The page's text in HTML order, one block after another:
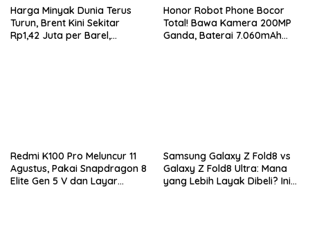
Harga Minyak Dunia Terus
Turun, Brent Kini Sekitar
Rp1,42 Juta per Barel,
Honor Robot Phone Bocor
Total! Bawa Kamera 200MP
Ganda, Baterai 7.060mAh
Redmi K100 Pro Meluncur 11
Agustus, Pakai Snapdragon 8
Elite Gen 5 V dan Layar
Samsung Galaxy Z Fold8 vs
Galaxy Z Fold8 Ultra: Mana
yang Lebih Layak Dibeli? Ini